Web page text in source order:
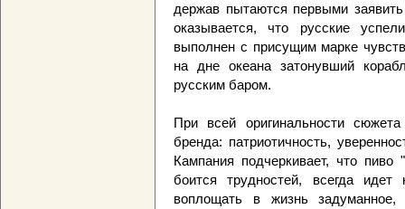
держав пытаются первыми
оказывается, что русские
выполнен с присущим марке
на дне океана затонувший
русским баром.
При всей оригинальности
бренда: патриотичность,
Кампания подчеркивает, что
боится трудностей, всегда
воплощать в жизнь